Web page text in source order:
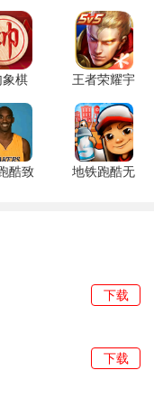
数据不会丢失，保障
安
版
ParaInkBox
模组
v4000+ 安
卓版
象棋
官
版
王者荣耀宇
宙服
10.1.1.15
安卓版
酷致
地铁跑酷无
下载
下载